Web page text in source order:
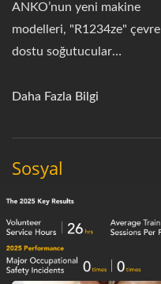
ANKO’nun yeni makine
modelleri, "R1234ze" çevre
dostu soğutucular
"R134a" kullanan eski
soğutma etkileri elde
Daha Fazla Bilgi
Sosyal